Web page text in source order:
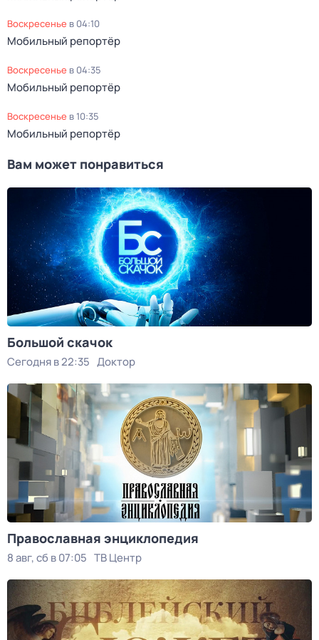
воскресенье в 04:10
Мобильный репортёр
воскресенье в 04:35
Мобильный репортёр
воскресенье в10:35
Мобильный репортёр
Вам может понравиться
Большой скачок
Сегодня в 22:35 Доктор
Православная энциклопедия
8 авг, сб в 07:05 ТВ Центр